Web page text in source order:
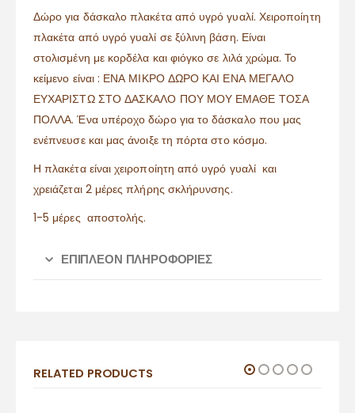
Δώρο για δάσκαλο πλακέτα από υγρό γυαλί. Χειροποίητη
πλακέτα από υγρό γυαλί σε ξύλινη βάση. Είναι
στολισμένη με κορδέλα και φιόγκο σε λιλά χρώμα. Το
κείμενο είναι : ΕΝΑ ΜΙΚΡΟ ΔΩΡΟ ΚΑΙ ΕΝΑ ΜΕΓΑΛΟ
ΕΥΧΑΡΙΣΤΩ ΣΤΟ ΔΑΣΚΑΛΟ ΠΟΥ ΜΟΥ ΕΜΑΘΕ ΤΟΣΑ
ΠΟΛΛΑ. Ένα υπέροχο δώρο για το δάσκαλο που μας
ενέπνευσε και μας άνοιξε τη πόρτα στο κόσμο.
Η πλακέτα είναι χειροποίητη από υγρό γυαλί και
χρειάζεται 2 μέρες πλήρης σκλήρυνσης.
1-5 μέρες αποστολής.
ΕΠΙΠΛΈΟΝ ΠΛΗΡΟΦΟΡΊΕΣ
RELATED PRODUCTS